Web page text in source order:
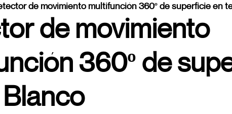
de movimiento multifunción 360º de superficie en
de movimiento
360º de